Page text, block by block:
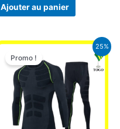
Ajouter au panier
25%
Promo !
Le
initial
était :
20.000 CFA.
Le
actuel
est :
15.000 CFA.